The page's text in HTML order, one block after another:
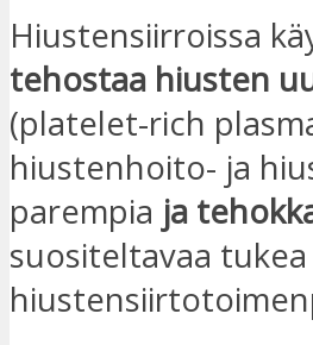
Hiustensiirroissa
tehostaa hiusten
(platelet-rich
hiustenhoito- ja
parempia ja
suositeltavaa tukea